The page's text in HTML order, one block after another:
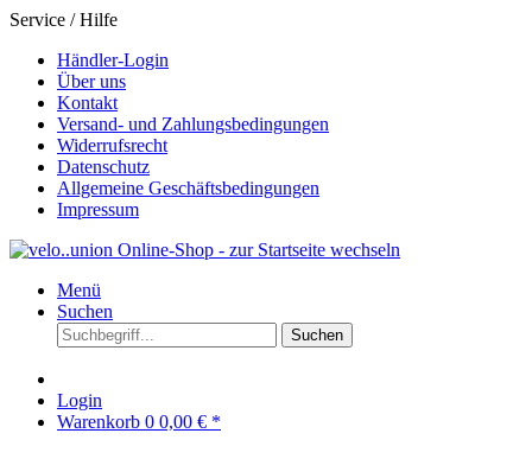
Service / Hilfe
Händler-Login
Über uns
Kontakt
Versand- und Zahlungsbedingungen
Widerrufsrecht
Datenschutz
Allgemeine Geschäftsbedingungen
Impressum
Menü
Suchen
Suchen
Login
Warenkorb 0 0,00 € *